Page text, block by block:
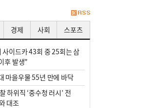
경제 사회 스포츠
사이드카 43회 중 25회는 삼
후 발생"
마을우물 55년 만에 바닥
하위직 ‘중수청 러시’ 전
대조